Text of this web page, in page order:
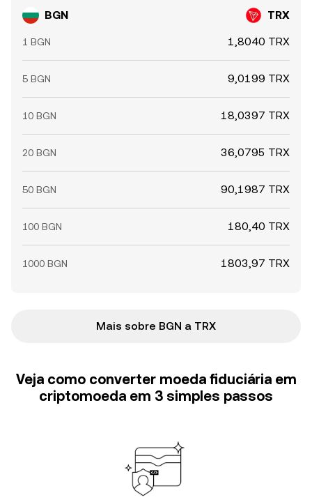
BGN TRX
1 BGN 1,8040 TRX
5 BGN 9,0199 TRX
10 BGN 18,0397 TRX
20 BGN 36,0795 TRX
50 BGN 90,1987 TRX
100 BGN 180,40 TRX
1000 BGN 1803,97 TRX
Mais sobre BGN a TRX
Veja como converter moeda fiduciária em
criptomoeda em 3 simples passos